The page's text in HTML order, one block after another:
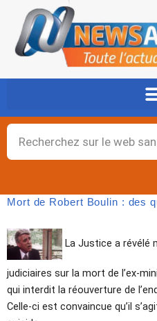
contenu
Rechercher
Mort de Robert Boulin : des
La Justice a révélé
judiciaires sur la mort de l’ex-
qui interdit la réouverture de
Celle-ci est convaincue qu’il